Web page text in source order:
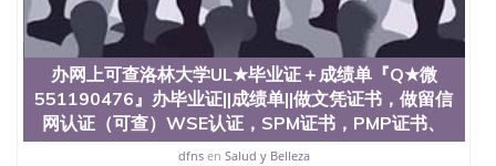
理、材料科学、机械工程、航天工程、土木工程、数
学、化学、英语、社会科学、心理学、戏剧、市场营
销、机械工程、计算机科学、物理学、人工智能、商
科、金融专业 1、客户提供相关材料，确定客户办理
信息，给出操作方案； 2、补充毕业证成绩单等相关
材料； 3、留服注册申请账号，付定金； 4、预约递
交时间，公司人员陪同客户本人一起去留服递交材
办网上可查洛林大学UL★毕业证＋成绩单『Q★微
551190476』办毕业证||成绩单||做文凭证书，做留信
网认证（可查）WSE认证，SPM证书，PMP证书、
dfnsen Salud y Belleza